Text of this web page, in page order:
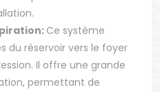
Ce système
du réservoir vers le foyer
Il offre une grande
permettant de